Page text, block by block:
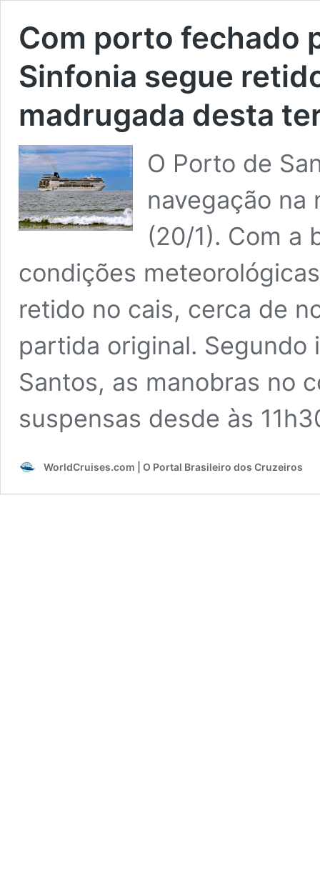
Com porto fechado
Sinfonia segue
madrugada desta
O Porto de
navegação
(20/1). Com a
condições
retido no cais, cerca de
partida original. Segundo
Santos, as manobras no
suspensas desde às
WorldCruises.com | O Portal Brasileiro dos Cruzeiros